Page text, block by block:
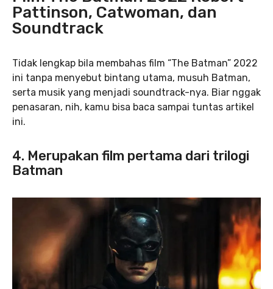
Pattinson, Catwoman, dan
Soundtrack
Tidak lengkap bila membahas film “The Batman” 2022
ini tanpa menyebut bintang utama, musuh Batman,
serta musik yang menjadi soundtrack-nya. Biar nggak
penasaran, nih, kamu bisa baca sampai tuntas artikel
ini.
4. Merupakan film pertama dari trilogi
Batman